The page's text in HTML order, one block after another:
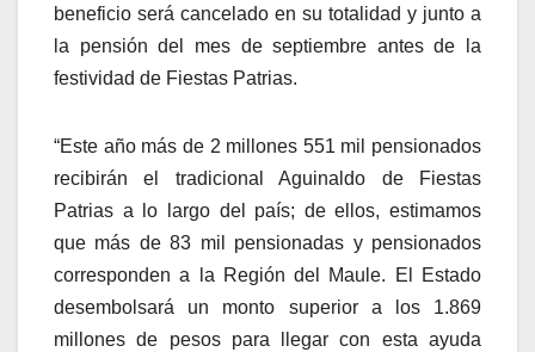
beneficio será cancelado en su totalidad y junto a
la pensión del mes de septiembre antes de la
festividad de Fiestas Patrias.
“Este año más de 2 millones 551 mil pensionados
recibirán el tradicional Aguinaldo de Fiestas
Patrias a lo largo del país; de ellos, estimamos
que más de 83 mil pensionadas y pensionados
corresponden a la Región del Maule. El Estado
desembolsará un monto superior a los 1.869
millones de pesos para llegar con esta ayuda